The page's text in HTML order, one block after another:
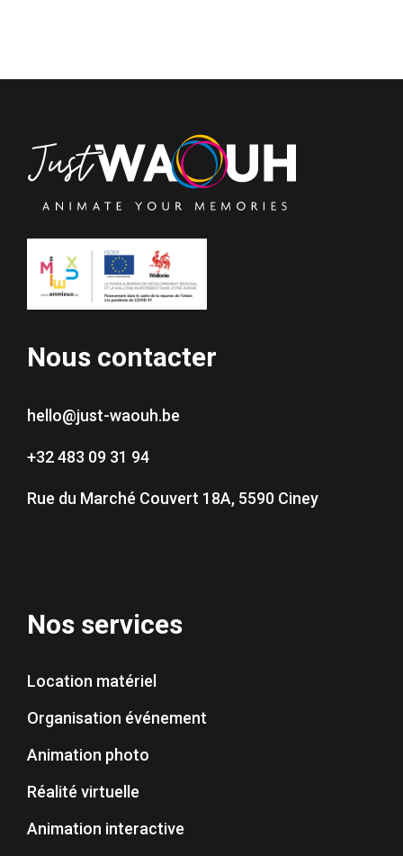
Nous contacter
hello@just-waouh.be
+32 483 09 31 94
Rue du Marché Couvert 18A, 5590 Ciney
Nos services
Location matériel
Organisation événement
Animation photo
Réalité virtuelle
Animation interactive